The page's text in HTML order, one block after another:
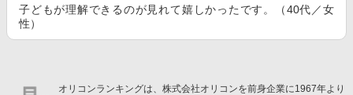
子どもが理解できるのが見れて嬉しかったです。（40代／女
性）
オリコンランキングは、株式会社オリコンを前身企業に1967年より